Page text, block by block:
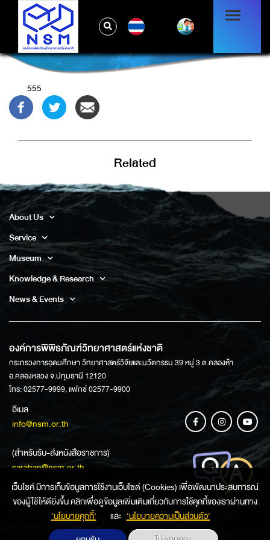
1'"
555
Related
About Us
Service
Museum
Knowledge & Research
News & Events
องค์การพิพิธภัณฑ์วิทยาศาสตร์แห่งชาติ
กระทรวงการอุดมศึกษา วิทยาศาสตร์วิจัยและนวัตกรรม 39 หมู่ 3 ต.คลองห้า
อ.คลองหลวง จ.ปทุมธานี 12120
โทร: 02577-9999, แฟกซ์ 02577-9900
อีเมล
info@nsm.or.th
(สำหรับรับ-ส่งหนังสือราชการ)
saraban@nsm.or.th
ช่องทางการสอบถามข้อมูล
เว็บไซค์ มีการเก็บข้อมูลการใช้งานเว็บไซต์ (Cookies) เพื่อพัฒนาประสบการณ์
ของผู้ใช้ให้ดียิ่งขึ้น คลิกเพื่อดูข้อมูลเพิ่มเติมเกี่ยวกับการใช้คุกกี้ของเราผ่านทาง
‘นโยบายคุกกี้’
และ ‘นโยบายความเป็นส่วนตัว'